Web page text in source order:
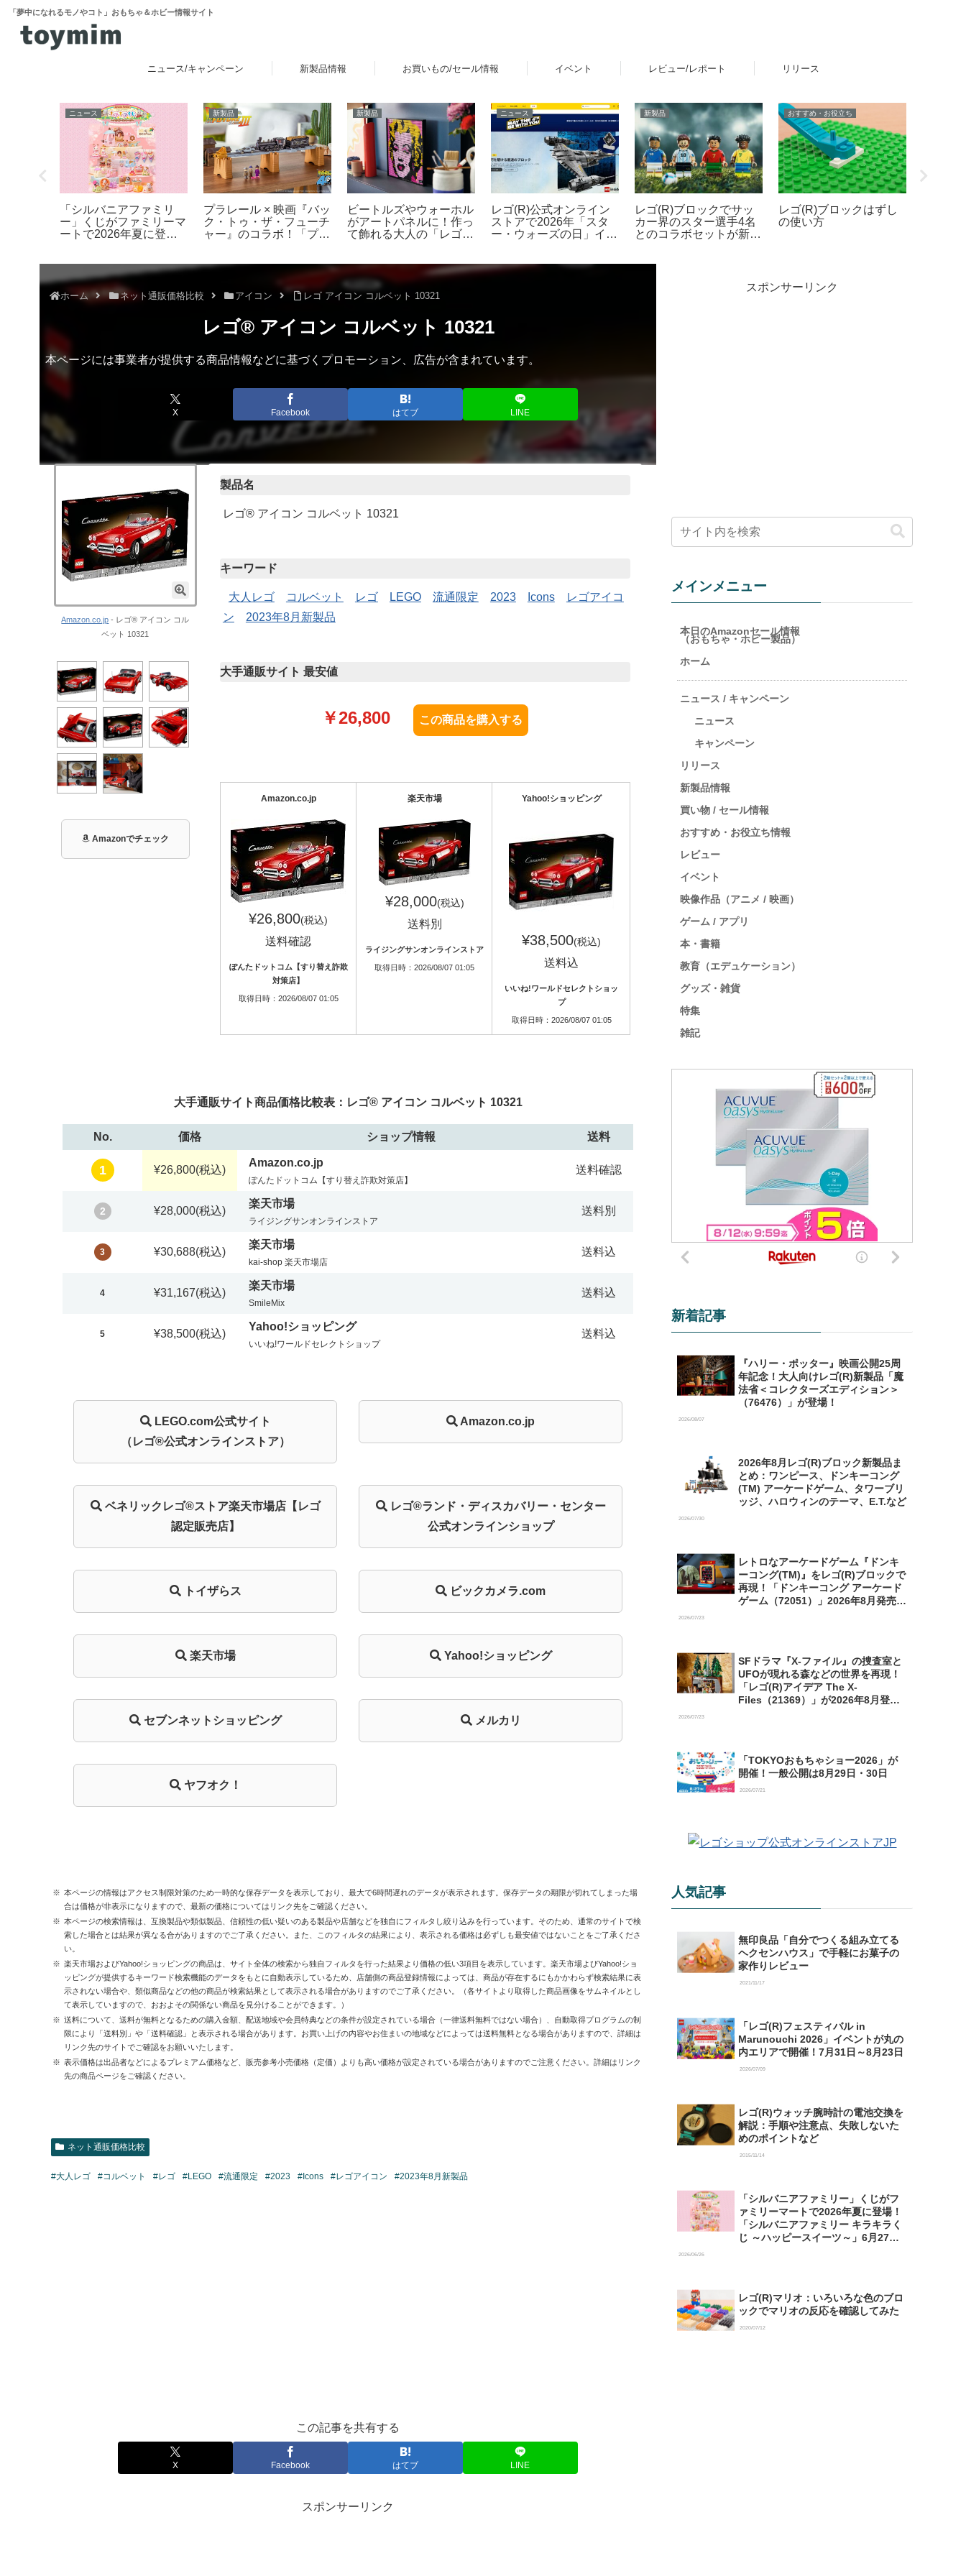
「夢中になれるモノやコト」おもちゃ＆ホビー情報サイト
ニュース/キャンペーン 新製品情報 お買いもの/セール情報 イベント レビュー/レポート リリース
ニュース
「シルバニアファミリ
ー」くじがファミリーマ
ートで2026年夏に登
ッピースイーツ～」6月
27日発売開始
新製品
プラレール × 映画『バッ
ク・トゥ・ザ・フューチ
ャー』のコラボ！「プラ
PART3 蒸気機関車131
2025年10月新登場！
新製品
ビートルズやウォーホル
がアートパネルに！作っ
て飾れる大人の「レゴ
ニュース
レゴ(R)公式オンライン
ストアで2026年「スタ
ー・ウォーズの日」イベ
ゼントやUCS新作発売
新製品
レゴ(R)ブロックでサッ
カー界のスター選手4名
とのコラボセットが新登
2026年5月・6月発売】
おすすめ・お役立ち
レゴ(R)ブロックはずし
の使い方
ホーム ネット通販価格比較 アイコン レゴ アイコン コルベット 10321
レゴ® アイコン コルベット 10321
本ページには事業者が提供する商品情報などに基づくプロモーション、広告が含まれています。
X Facebook はてブ LINE
Amazon.co.jp - レゴ® アイコン コル
ベット 10321
Amazonでチェック
製品名
レゴ® アイコン コルベット 10321
キーワード
大人レゴ コルベット レゴ LEGO 流通限定 2023 Icons
レゴアイコ
ン
2023年8月新製品
大手通販サイト 最安値
￥26,800
Amazon.co.jp
¥26,800(税込)
送料確認
ぽんたドットコム【すり替え詐欺
対策店】
取得日時：2026/08/07 01:05
楽天市場
¥28,000(税込)
送料別
ライジングサンオンラインストア
取得日時：2026/08/07 01:05
Yahoo!ショッピング
¥38,500(税込)
送料込
いいね!ワールドセレクトショッ
プ
取得日時：2026/08/07 01:05
大手通販サイト商品価格比較表：レゴ® アイコン コルベット 10321
No. 価格 ショップ情報 送料
1 ¥26,800(税込)
Amazon.co.jp
ぽんたドットコム【すり替え詐欺対策店】
送料確認
2 ¥28,000(税込)
楽天市場
ライジングサンオンラインストア
送料別
3 ¥30,688(税込)
楽天市場
kai-shop 楽天市場店
送料込
4 ¥31,167(税込)
楽天市場
SmileMix
送料込
5 ¥38,500(税込)
Yahoo!ショッピング
いいね!ワールドセレクトショップ
送料込
LEGO.com公式サイト
（レゴ®公式オンラインストア）
Amazon.co.jp
ベネリック レゴ®ストア楽天市場店【レゴ
認定販売店】
レゴ®ランド・ ディスカバリー・ センター
公式オンラインショップ
トイザらス ビックカメラ.com
楽天市場 Yahoo!ショッピング
セブンネットショッピング メルカリ
ヤフオク！
本ページの情報はアクセス制限対策のため一時的な保存データを表示しており、最大で6時間遅れのデータが表示されます。保存データの期限が切れてしまった場
合は価格が非表示になりますので、最新の価格についてはリンク先をご確認ください。
本ページの検索情報は、互換製品や類似製品、信頼性の低い疑いのある製品や店舗などを独自にフィルタし絞り込みを行っています。そのため、通常のサイトで検
索した場合とは結果が異なる合がありますのでご了承ください。また、このフィルタの結果により、表示される価格は必ずしも最安値ではないことをご了承くださ
い。
楽天市場およびYahoo!ショッピングの商品は、サイト全体の検索から独自フィルタを行った結果より価格の低い3項目を表示しています。楽天市場よびYahoo!ショ
ッピングが提供するキーワード検索機能のデータをもとに自動表示しているため、店舗側の商品登録情報によっては、商品が存在するにもかかわらず検索結果に表
示されない場合や、類似商品などの他の商品が検索結果として表示される場合がありますのでご了承ください。（各サイトより取得した商品画像をサムネイルとし
て表示していますので、おおよその関係ない商品を見分けることができます。）
送料について、送料が無料となるための購入金額、配送地域や会員特典などの条件が設定されている場合（一律送料無料ではない場合）、自動取得プログラムの制
限により「送料別」や「送料確認」と表示される場合があります。お買い上げの内容やお住まいの地域などによっては送料無料となる場合がありますので、詳細は
リンク先のサイトでご確認をお願いいたします。
表示価格は出品者などによるプレミアム価格など、販売参考小売価格（定価）よりも高い価格が設定されている場合がありますのでご注意ください。詳細はリンク
先の商品ページをご確認ください。
ネット通販価格比較
#大人レゴ #コルベット #レゴ #LEGO #流通限定 #2023 #Icons #レゴアイコン #2023年8月新製品
この記事を共有する
X Facebook はてブ LINE
スポンサーリンク
スポンサーリンク
メインメニュー
本日のAmazonセール情報
（おもちゃ・ホビー製品）
ホーム
ニュース / キャンペーン
ニュース
キャンペーン
リリース
新製品情報
買い物 / セール情報
おすすめ・お役立ち情報
レビュー
イベント
映像作品（アニメ / 映画）
ゲーム / アプリ
本・書籍
教育（エデュケーション）
グッズ・雑貨
特集
雑記
新着記事
『ハリー・ポッター』映画公開25周
年記念！大人向けレゴ(R)新製品「魔
法省＜コレクターズエディション＞
（76476）」が登場！
2026/08/07
2026年8月レゴ(R)ブロック新製品ま
とめ：ワンピース、ドンキーコング
(TM) アーケードゲーム、タワーブリ
ッジ、ハロウィンのテーマ、E.T.など
2026/07/30
レトロなアーケードゲーム『ドンキ
ーコング(TM)』をレゴ(R)ブロックで
再現！「ドンキーコング アーケード
ゲーム（72051）」2026年8月発売
2026/07/23
SFドラマ『X-ファイル』の捜査室と
UFOが現れる森などの世界を再現！
「レゴ(R)アイデア The X-
Files（21369）」が2026年8月登場
2026/07/23
「TOKYOおもちゃショー2026」が
開催！一般公開は8月29日・30日
2026/07/21
人気記事
無印良品「自分でつくる組み立てる
ヘクセンハウス」で手軽にお菓子の
家作りレビュー
2021/11/17
「レゴ(R)フェスティバル in
Marunouchi 2026」イベントが丸の
内エリアで開催！7月31日～8月23日
2026/07/09
レゴ(R)ウォッチ腕時計の電池交換を
解説：手順や注意点、失敗しないた
めのポイントなど
2015/11/14
「シルバニアファミリー」くじがフ
ァミリーマートで2026年夏に登場！
「シルバニアファミリー キラキラく
じ ～ハッピースイーツ～」6月27日
2026/06/26
レゴ(R)マリオ：いろいろな色のブロ
ックでマリオの反応を確認してみた
2020/07/12